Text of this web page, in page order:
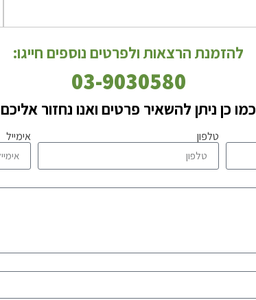
להזמנת הרצאות ולפרטים נוספים חייגו:
03-9030580
כמו כן ניתן להשאיר פרטים ואנו נחזור אליכם
טלפון אימייל